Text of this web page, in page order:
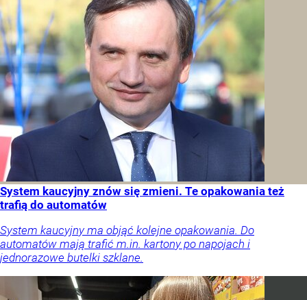
System kaucyjny znów się zmieni. Te opakowania też
trafią do automatów
System kaucyjny ma objąć kolejne opakowania. Do
automatów mają trafić m.in. kartony po napojach i
jednorazowe butelki szklane.